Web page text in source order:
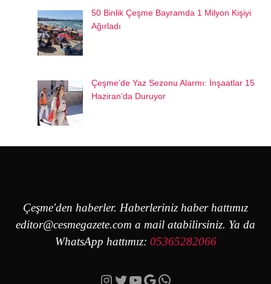
50 Binlik Çeşme Bayramda 1 Milyon Kişiyi
Ağırladı
Çeşme’de Yaz Sezonu Alarmı: İnşaatlar 15
Haziran’da Duruyor
Çeşme'den haberler. Haberleriniz haber hattımız
editor@cesmegazete.com a mail atabilirsiniz. Ya da
WhatsApp hattımız: 05365282066
Instagram
Twitter
YouTube
Google
https://wa.me/